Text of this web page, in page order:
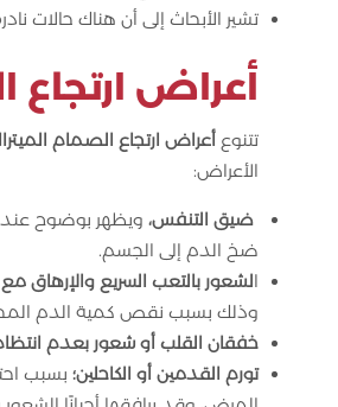
تشير الأبحاث إلى أن هناك حالات
أعراض ارتجاع
تتنوعأعراض ارتجاع الصمام
الأعراض:
ضيق التنفس، ويظهر بوضوح عند
ضخ الدم إلى الجسم.
الشعور بالتعب السريع والإرهاق
وذلك بسبب نقص كمية الدم
خفقان القلب أو شعور بعدم
تورم القدمين أو الكاحلين؛ بسبب